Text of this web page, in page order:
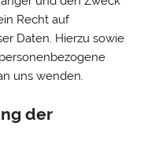
Recht auf
Daten. Hierzu sowie
uns wenden.
der